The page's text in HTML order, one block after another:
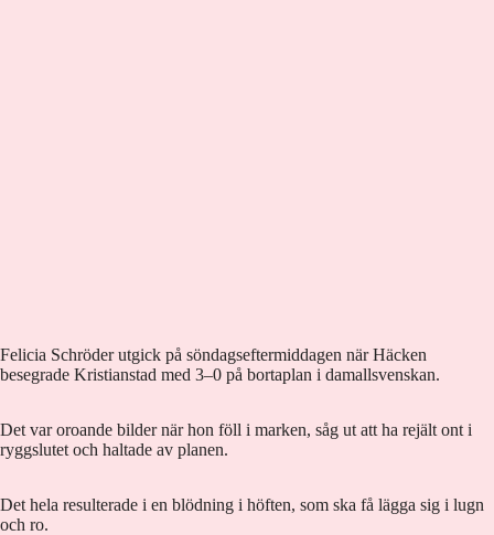
Felicia Schröder utgick på söndagseftermiddagen när Häcken
besegrade Kristianstad med 3–0 på bortaplan i damallsvenskan.
Det var oroande bilder när hon föll i marken, såg ut att ha rejält ont i
ryggslutet och haltade av planen.
Det hela resulterade i en blödning i höften, som ska få lägga sig i lugn
och ro.